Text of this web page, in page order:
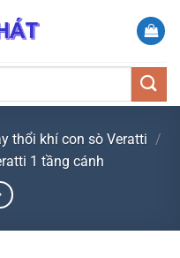
thổi khí con sò Veratti /
1 tầng cánh